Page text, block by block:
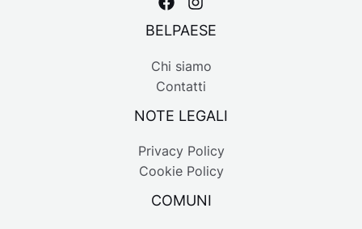
BELPAESE
Chi siamo
Contatti
NOTE LEGALI
Privacy Policy
Cookie Policy
COMUNI